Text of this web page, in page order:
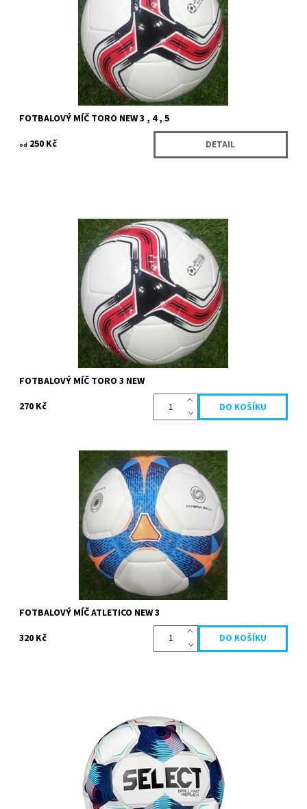
Skladem
4875/VEL
Köck sport
FOTBALOVÝ MÍČ TORO NEW 3 , 4 , 5
od 250 Kč DETAIL
100% TPU shiny materiál, FIFA parametry / obvod 62-65cm,
hmotnost 320-350g/, vhodný do škol
Skladem
13443
Köck sport
FOTBALOVÝ MÍČ TORO 3 NEW
270 Kč
vyroben novou metodou, hybrid technology, 100% PU textura,
dle parametrů FIFA
Skladem
8751
Köck
FOTBALOVÝ MÍČ ATLETICO NEW 3
320 Kč
Brillant Replica je volnočasový fotbalový míč vyrobený z měkké
TPU kůže. Používejte ho na ulicích a v uličkách nebo na fotbal na
Skladem
11271
Select